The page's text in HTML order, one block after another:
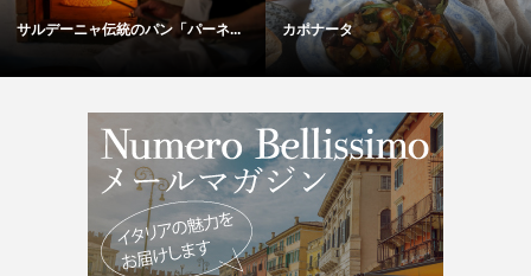
サルデーニャ伝統のパン「パーネ... カポナータ